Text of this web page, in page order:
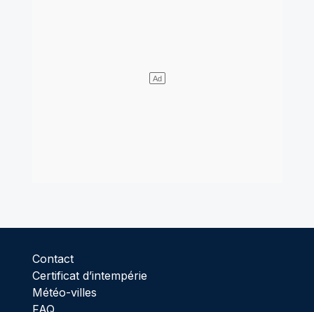
Contact
Certificat d’intempérie
Météo-villes
FAQ